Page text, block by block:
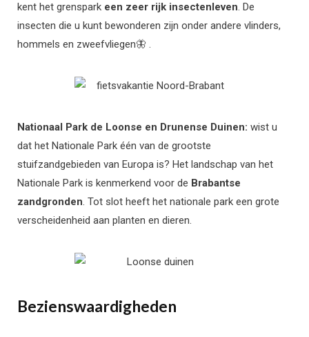
kent het grenspark een zeer rijk insectenleven. De
insecten die u kunt bewonderen zijn onder andere vlinders,
hommels en zweefvliegen🦋 .
Nationaal Park de Loonse en Drunense Duinen: wist u
dat het Nationale Park één van de grootste
stuifzandgebieden van Europa is? Het landschap van het
Nationale Park is kenmerkend voor de Brabantse
zandgronden. Tot slot heeft het nationale park een grote
verscheidenheid aan planten en dieren.
Bezienswaardigheden